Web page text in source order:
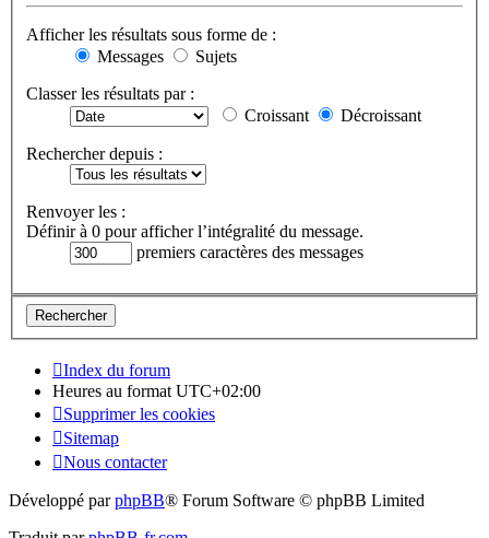
Afficher les résultats sous forme de :
Messages
Sujets
Classer les résultats par :
Croissant
Décroissant
Rechercher depuis :
Renvoyer les :
Définir à 0 pour afficher l’intégralité du message.
premiers caractères des messages
Index du forum
Heures au format UTC+02:00
Supprimer les cookies
Sitemap
Nous contacter
Développé parphpBB® Forum Software © phpBB Limited